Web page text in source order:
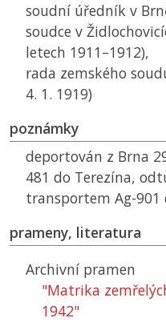
soudní úředník v
soudce v
letech 1911–1912),
rada zemského
4. 1. 1919)
poznámky
deportován z Brna
481 do Terezína,
transportem Ag-901
prameny, literatura
Archivní pramen
"Matrika
1942"